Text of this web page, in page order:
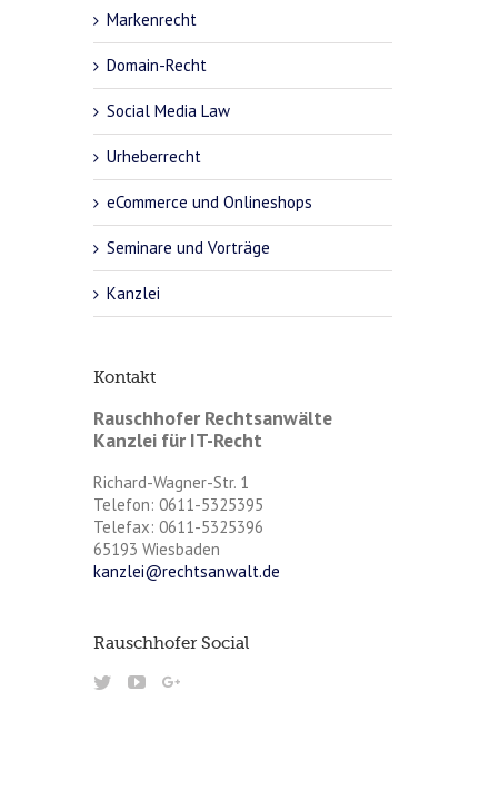
Markenrecht
Domain-Recht
Social Media Law
Urheberrecht
eCommerce und Onlineshops
Seminare und Vorträge
Kanzlei
Kontakt
Rauschhofer Rechtsanwälte
Kanzlei für IT-Recht
Richard-Wagner-Str. 1
Telefon: 0611-5325395
Telefax: 0611-5325396
65193 Wiesbaden
kanzlei@rechtsanwalt.de
Rauschhofer Social